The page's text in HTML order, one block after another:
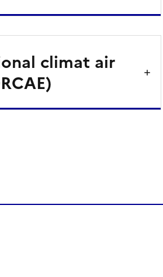
climat air
email